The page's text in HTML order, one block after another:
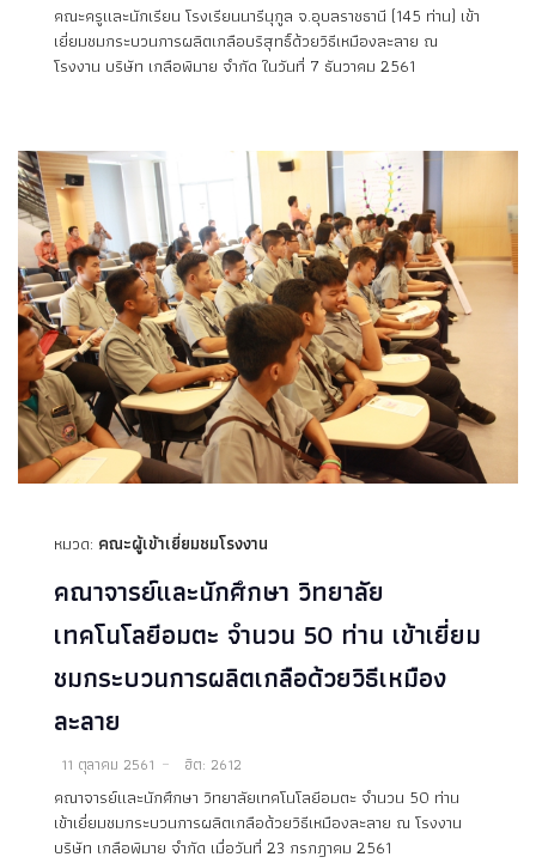
คณะครูและนักเรียน โรงเรียนนารีนุกูล จ.อุบลราชธานี (145 ท่าน) เข้า
เยี่ยมชมกระบวนการผลิตเกลือบริสุทธิ์ด้วยวิธีเหมืองละลาย ณ
โรงงาน บริษัท เกลือพิมาย จำกัด ในวันที่ 7 ธันวาคม 2561
หมวด: คณะผู้เข้าเยี่ยมชมโรงงาน
คณาจารย์และนักศึกษา วิทยาลัย
เทคโนโลยีอมตะ จำนวน 50 ท่าน เข้าเยี่ยม
ชมกระบวนการผลิตเกลือด้วยวิธีเหมือง
ละลาย
11 ตุลาคม 2561 ฮิต: 2612
คณาจารย์และนักศึกษา วิทยาลัยเทคโนโลยีอมตะ จำนวน 50 ท่าน
เข้าเยี่ยมชมกระบวนการผลิตเกลือด้วยวิธีเหมืองละลาย ณ โรงงาน
บริษัท เกลือพิมาย จำกัด เมื่อวันที่ 23 กรกฎาคม 2561